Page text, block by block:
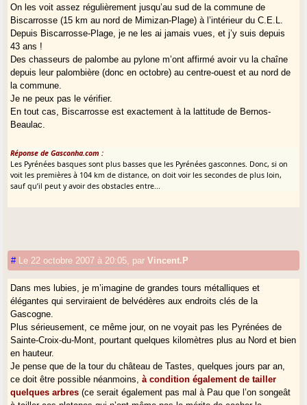
On les voit assez régulièrement jusqu’au sud de la commune de
Biscarrosse (15 km au nord de Mimizan-Plage) à l’intérieur du C.E.L.
Depuis Biscarrosse-Plage, je ne les ai jamais vues, et j’y suis depuis
43 ans !
Des chasseurs de palombe au pylone m’ont affirmé avoir vu la chaîne
depuis leur palombière (donc en octobre) au centre-ouest et au nord de
la commune.
Je ne peux pas le vérifier.
En tout cas, Biscarrosse est exactement à la lattitude de Bernos-
Beaulac.
Réponse de Gasconha.com :
Les Pyrénées basques sont plus basses que les Pyrénées gasconnes. Donc, si on
voit les premières à 104 km de distance, on doit voir les secondes de plus loin,
sauf qu’il peut y avoir des obstacles entre...
# Le 22 octobre 2007 à 20:05 parVincent.P
Dans mes lubies, je m’imagine de grandes tours métalliques et
élégantes qui serviraient de belvédères aux endroits clés de la
Gascogne.
Plus sérieusement, ce même jour, on ne voyait pas les Pyrénées de
Sainte-Croix-du-Mont, pourtant quelques kilomètres plus au Nord et bien
en hauteur.
Je pense que de la tour du château de Tastes, quelques jours par an,
ce doit être possible néanmoins,à condition également de tailler
quelques arbres (ce serait également pas mal à Pau que l’on songeât